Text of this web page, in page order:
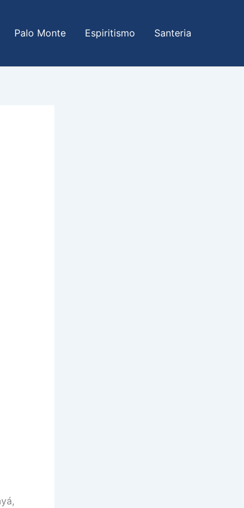
Palo Monte Espiritismo Santeria